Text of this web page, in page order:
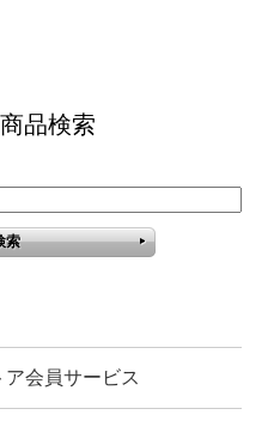
品検索
会員サービス